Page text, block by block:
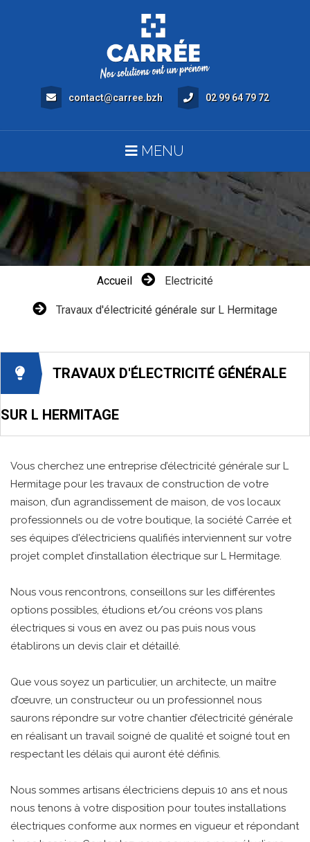
contact@carree.bzh 02 99 64 79 72
MENU
Accueil Electricité
Travaux d'électricité générale sur L Hermitage
TRAVAUX D'ÉLECTRICITÉ GÉNÉRALE
SUR L HERMITAGE
Vous cherchez une entreprise d’électricité générale sur L
Hermitage pour les travaux de construction de votre
maison, d’un agrandissement de maison, de vos locaux
professionnels ou de votre boutique, la société Carrée et
ses équipes d'électriciens qualifiés interviennent sur votre
projet complet d’installation électrique sur L Hermitage.
Nous vous rencontrons, conseillons sur les différentes
options possibles, étudions et/ou créons vos plans
électriques si vous en avez ou pas puis nous vous
établirons un devis clair et détaillé.
Que vous soyez un particulier, un architecte, un maître
d’œuvre, un constructeur ou un professionnel nous
saurons répondre sur votre chantier d’électricité générale
en réalisant un travail soigné de qualité et soigné tout en
respectant les délais qui auront été définis.
Nous sommes artisans électriciens depuis 10 ans et nous
nous tenons à votre disposition pour toutes installations
électriques conforme aux normes en vigueur et répondant